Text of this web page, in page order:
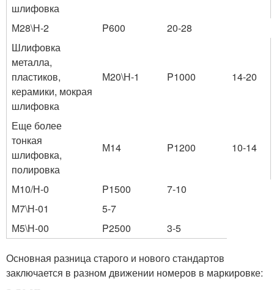
шлифовка
М28\Н-2
P600
20-28
Шлифовка
металла,
пластиков,
керамики, мокрая
шлифовка
М20\Н-1 P1000 14-20
Еще более
тонкая
шлифовка,
полировка
М14 P1200 10-14
М10/Н-0 P1500
7-10
М7\Н-01
5-7
М5\Н-00
P2500 3-5
Основная разница старого и нового стандартов
заключается в разном движении номеров в маркировке: